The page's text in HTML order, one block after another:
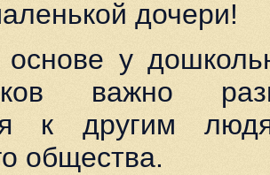
дочери!
у
важно
к другим
общества.